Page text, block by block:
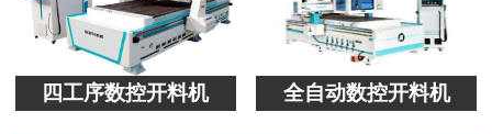
四工序数控开料机 全自动数控开料机